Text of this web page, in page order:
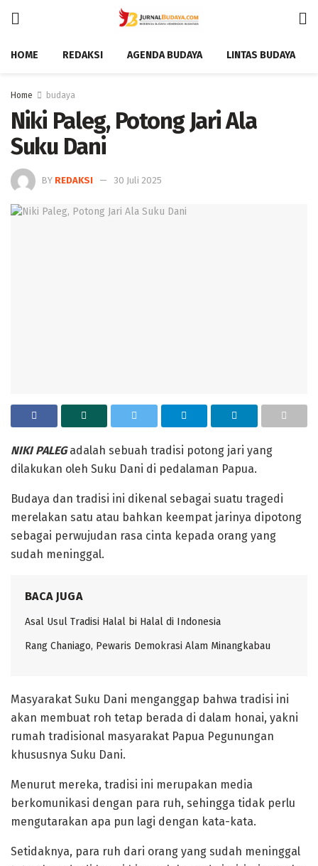
HOME REDAKSI AGENDA BUDAYA LINTAS BUDAYA
Home budaya
Niki Paleg, Potong Jari Ala
Suku Dani
BY REDAKSI 30 Juli 2025
‎NIKI PALEGadalah sebuah tradisi potong jari yang
dilakukan oleh Suku Dani di pedalaman Papua.
‎Budaya dan tradisi ini dikenal sebagai suatu tragedi
merelakan satu atau bahkan keempat jarinya dipotong
sebagai perwujudan rasa cinta kepada orang yang
sudah meninggal.
BACA JUGA
Asal Usul Tradisi Halal bi Halal di Indonesia
Rang Chaniago, Pewaris Demokrasi Alam Minangkabau ‎
‎Masyarakat Suku Dani menganggap bahwa tradisi ini
akan membuat roh tetap berada di dalam honai, yakni
rumah tradisional masyarakat Papua Pegunungan
khususnya Suku Dani.
Menurut mereka, tradisi ini merupakan media
berkomunikasi dengan para ruh, sehingga tidak perlu
mengutarakan apa pun lagi dengan kata-kata.
‎Setidaknya, para ruh dari orang yang sudah meninggal